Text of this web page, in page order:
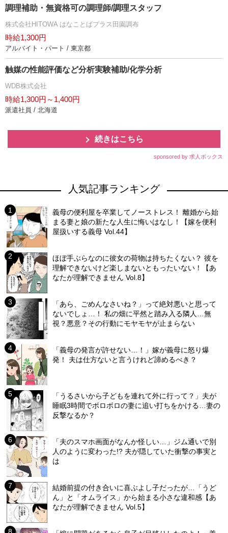
調理補助・無資格可の調理師/調理スタッフ
株式会社HITOWA はなことばプラス田園調布
時給1,300円
アルバイト・パート / 東京都
触媒の性能評価など分析実験補助/化学分析
WDB株式会社
時給1,300円～1,400円
派遣社員 / 北海道
続きはこちら
sponsored by 求人ボックス
人気記事ランキング
義母の便利屋を卒業してノーストレス！ 離婚から始
まる妻と娘の新たな人生に悔いはなし！【嫁を便利
屋扱いする義母 Vol.44】
ほぼ手ぶらなのに彼女の荷物は持ちたくない？ 彼を
理解できないけど楽しまないともったいない！【あ
なたが理解できません Vol.8】
「あら、ごめんなさいね？」って絶対悪いと思って
ないでしょ…！ 私の畑に平然と踏み入る隣人…無
視？悪意？その行動にモヤモヤが止まらない
「義母の発言が許せない…！」嫁が義母に怒り爆
発！ 夫は仕方ないと言うけれど諦めるべき？
「うるさいから子どもを連れて外に行って？」夫が
睡眠3時間でボロボロの妻に追い打ちをかける…妻の
反撃なるか？
「夫のスマホ画面がなんか怪しい…」ジム通いで別
人のように変わった!? 夫が隠していた衝撃の事実と
は
結婚前提の付き合いに喜ぶよし子だったが…「うど
ん」と「オムライス」から始まる小さな違和感【あ
なたが理解できません Vol.5】